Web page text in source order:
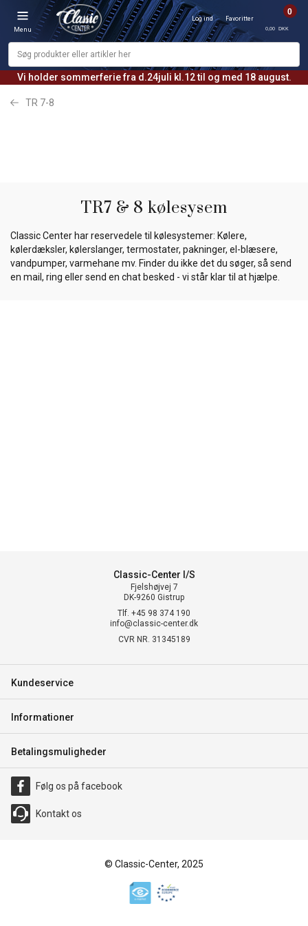
Vi holder sommerferie fra d.24juli kl.12 til og med 18 august.
Menu
Log ind Favoritter
0
0,00 DKK
TR 7-8
TR7 & 8 kølesysem
Classic Center har reservedele til kølesystemer: Kølere,
kølerdæksler, kølerslanger, termostater, pakninger, el-blæsere,
vandpumper, varmehane mv. Finder du ikke det du søger, så send
en mail, ring eller send en chat besked - vi står klar til at hjælpe.
Classic-Center I/S
Fjelshøjvej 7
DK-9260 Gistrup
Tlf. +45 98 374 190
info@classic-center.dk
CVR NR. 31345189
Kundeservice
Informationer
Betalingsmuligheder
Følg os på facebook
Kontakt os
© Classic-Center, 2025